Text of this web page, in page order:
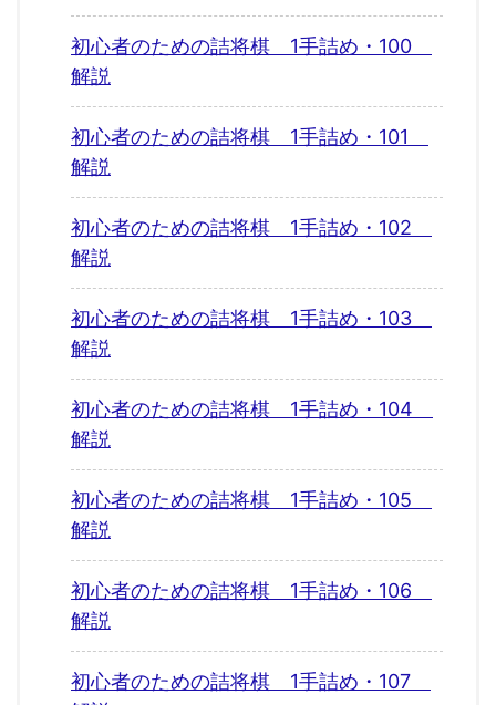
初心者のための詰将棋 1手詰め・100
解説
初心者のための詰将棋 1手詰め・101
解説
初心者のための詰将棋 1手詰め・102
解説
初心者のための詰将棋 1手詰め・103
解説
初心者のための詰将棋 1手詰め・104
解説
初心者のための詰将棋 1手詰め・105
解説
初心者のための詰将棋 1手詰め・106
解説
初心者のための詰将棋 1手詰め・107